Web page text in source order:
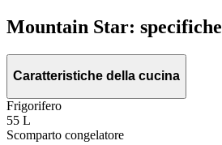
Mountain Star: specifiche
Caratteristiche della cucina
Frigorifero
55 L
Scomparto congelatore